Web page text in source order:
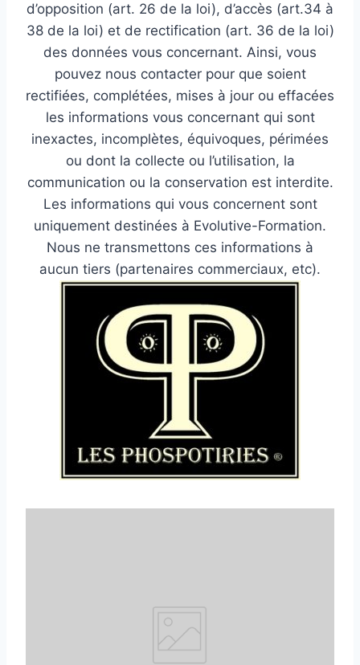
d’opposition (art. 26 de la loi), d’accès (art.34 à
38 de la loi) et de rectification (art. 36 de la loi)
des données vous concernant. Ainsi, vous
pouvez nous contacter pour que soient
rectifiées, complétées, mises à jour ou effacées
les informations vous concernant qui sont
inexactes, incomplètes, équivoques, périmées
ou dont la collecte ou l’utilisation, la
communication ou la conservation est interdite.
Les informations qui vous concernent sont
uniquement destinées à Evolutive-Formation.
Nous ne transmettons ces informations à
aucun tiers (partenaires commerciaux, etc).